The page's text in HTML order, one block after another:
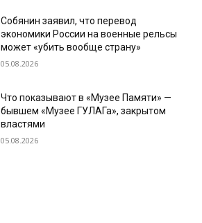
Собянин заявил, что перевод
экономики России на военные рельсы
может «убить вообще страну»
05.08.2026
Что показывают в «Музее Памяти» —
бывшем «Музее ГУЛАГа», закрытом
властями
05.08.2026